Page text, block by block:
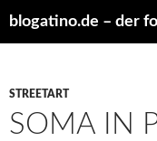
blogatino.de – der
STREETART
SOMA IN